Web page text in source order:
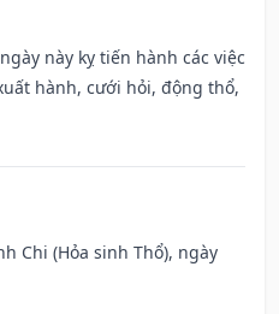
này kỵ tiến hành các việc
hành, cưới hỏi, động thổ,
Chi (Hỏa sinh Thổ), ngày